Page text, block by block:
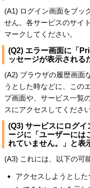
(A1) ログイン画面をブッ
せん。各サービスのサイ
マークしてください。
(Q2) エラー画面に「
ッセージが表示される
(A2) ブラウザの履歴画面
うとした時などに、この
プ画面や、サービス一覧
スにアクセスしてください
(Q3) サービスにログ
ージに「ユーザーには
れていません。」と表
(A3) これには、以下の可
アクセスしようとし